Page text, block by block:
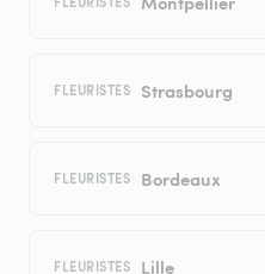
FLEURISTES Strasbourg
FLEURISTES Bordeaux
FLEURISTES Lille